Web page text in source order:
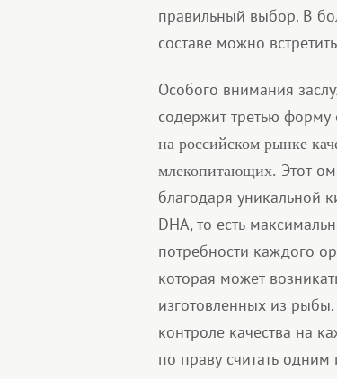
правильный выбор. В
составе можно
Особого внимания
содержит третью форму
на российском рынке
млекопитающих. Этот
благодаря уникальной
DHA, то есть
потребности каждого
которая может
изготовленных из
контроле качества на
по праву считать